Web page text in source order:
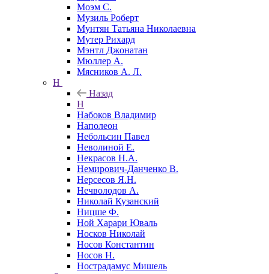
Моэм С.
Музиль Роберт
Мунтян Татьяна Николаевна
Мутер Рихард
Мэнтл Джонатан
Мюллер А.
Мясников А. Л.
Н
Назад
Н
Набоков Владимир
Наполеон
Небольсин Павел
Неволиной Е.
Некрасов Н.А.
Немирович-Данченко В.
Нерсесов Я.Н.
Нечволодов А.
Николай Кузанский
Ницше Ф.
Ной Харари Юваль
Носков Николай
Носов Константин
Носов Н.
Нострадамус Мишель